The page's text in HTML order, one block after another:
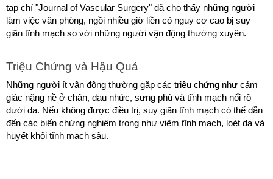
tạp chí "Journal of Vascular Surgery" đã cho thấy những người
làm việc văn phòng, ngồi nhiều giờ liền có nguy cơ cao bị suy
giãn tĩnh mạch so với những người vận động thường xuyên.
Triệu Chứng và Hậu Quả
Những người ít vận động thường gặp các triệu chứng như cảm
giác nặng nề ở chân, đau nhức, sưng phù và tĩnh mạch nổi rõ
dưới da. Nếu không được điều trị, suy giãn tĩnh mạch có thể dẫn
đến các biến chứng nghiêm trọng như viêm tĩnh mạch, loét da và
huyết khối tĩnh mạch sâu.